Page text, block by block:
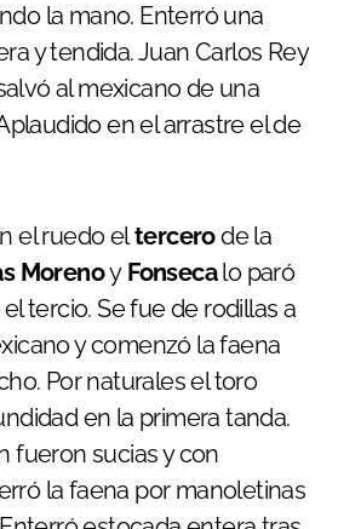
la mano. Enterró una
y tendida. Juan Carlos Rey
al mexicano de una
en el arrastre el de
el ruedo eltercerode la
Morenoy Fonsecalo paró
tercio. Se fue de rodillas a
y comenzó la faena
Por naturales el toro
en la primera tanda.
fueron sucias y con
la faena por manoletinas